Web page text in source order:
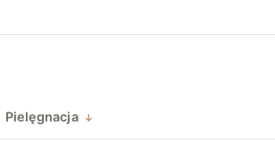
Pielęgnacja